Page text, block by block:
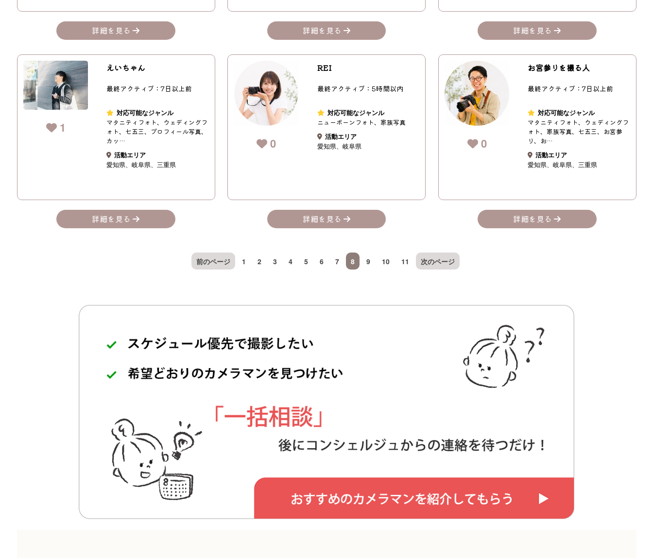
詳細を見る 詳細を見る 詳細を見る
1
えいちゃん
最終アクティブ：7日以上前
対応可能なジャンル
マタニティフォト、ウェディングフ
ォト、七五三、プロフィール写真、
カッ…
活動エリア
愛知県
岐阜県 三重県
詳細を見る
0
REI
最終アクティブ：5時間以内
対応可能なジャンル
ニューボーンフォト、家族写真
活動エリア
愛知県
岐阜県
詳細を見る
0
お宮参りを撮る人
最終アクティブ：7日以上前
対応可能なジャンル
マタニティフォト、ウェディングフ
ォト、家族写真、七五三、お宮参
り、お…
活動エリア
愛知県
岐阜県 三重県
詳細を見る
前のページ 1 2 3 4 5 6 7 8 9 10 11 次のページ